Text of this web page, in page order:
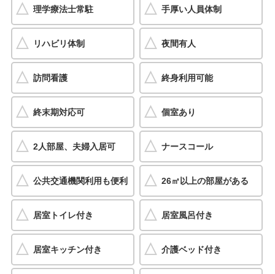
理学療法士常駐 手厚い人員体制
リハビリ体制 夜間有人
訪問看護 終身利用可能
終末期対応可 個室あり
2人部屋、夫婦入居可 ナースコール
公共交通機関利用も便利 26㎡以上の部屋がある
居室トイレ付き 居室風呂付き
居室キッチン付き 介護ベッド付き